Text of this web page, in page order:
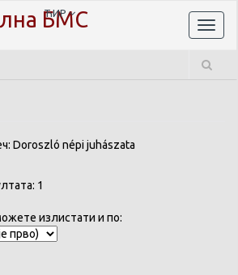
БМС
ЋИР
Doroszló népi juhászata
1
излистати и по: